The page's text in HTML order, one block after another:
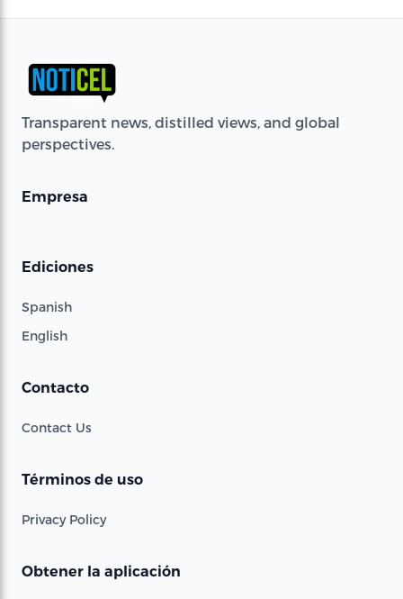
Transparent news, distilled views, and global
perspectives.
Empresa
Ediciones
Spanish
English
Contacto
Contact Us
Términos de uso
Privacy Policy
Obtener la aplicación